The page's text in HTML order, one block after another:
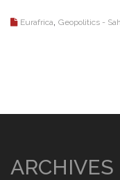
Eurafrica Geopolitics -
ARCHIVES